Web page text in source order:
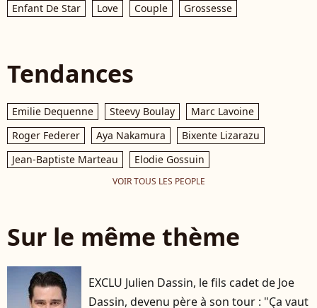
Enfant De Star
Love Couple Grossesse
Tendances
Emilie Dequenne Steevy Boulay
Marc Lavoine
Roger Federer
Aya Nakamura
Bixente Lizarazu
Jean-Baptiste Marteau
Elodie Gossuin
VOIR TOUS LES PEOPLE
Sur le même thème
EXCLU Julien Dassin, le fils cadet de Joe
Dassin, devenu père à son tour : "Ça vaut